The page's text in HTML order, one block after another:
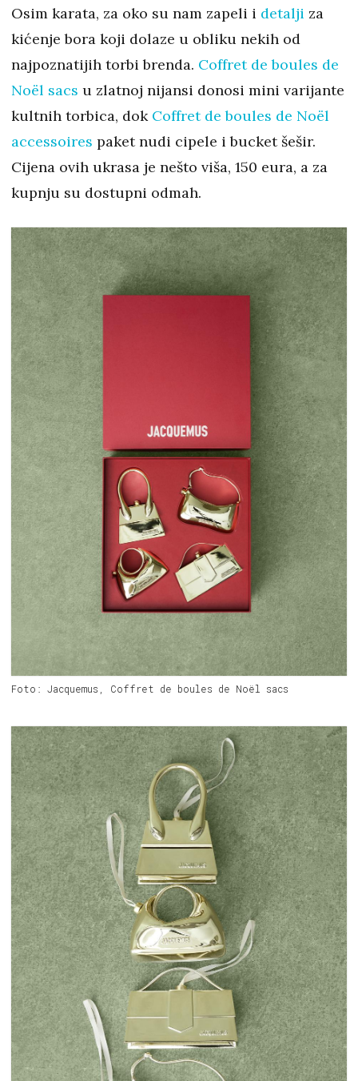
Osim karata, za oko su nam zapeli i detalji za
kićenje bora koji dolaze u obliku nekih od
najpoznatijih torbi brenda. Coffret de boules de
Noël sacs u zlatnoj nijansi donosi mini varijante
kultnih torbica, dok Coffret de boules de Noël
accessoires paket nudi cipele i bucket šešir.
Cijena ovih ukrasa je nešto viša, 150 eura, a za
kupnju su dostupni odmah.
Foto: Jacquemus, Coffret de boules de Noël sacs